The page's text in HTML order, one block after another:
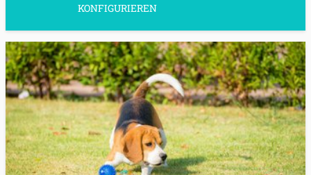
KONFIGURIEREN